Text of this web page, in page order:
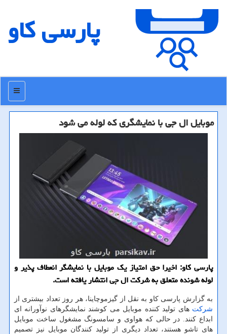
پارسی كاو
منو
موبایل ال جی با نمایشگری كه لوله می شود
پارسی كاو: اخیرا حق امتیاز یك موبایل با نمایشگر انعطاف پذیر و
لوله شونده متعلق به شركت ال جی انتشار یافته است.
به گزارش پارسی كاو به نقل از گیزموچاینا، هر روز تعداد بیشتری از
شركت های تولید كننده موبایل می كوشند نمایشگرهای نوآورانه ای
ابداع كنند. در حالی كه هواوی و سامسونگ مشغول ساخت موبایل
های تاشو هستند، تعداد دیگری از تولید كنندگان موبایل نیز تصمیم